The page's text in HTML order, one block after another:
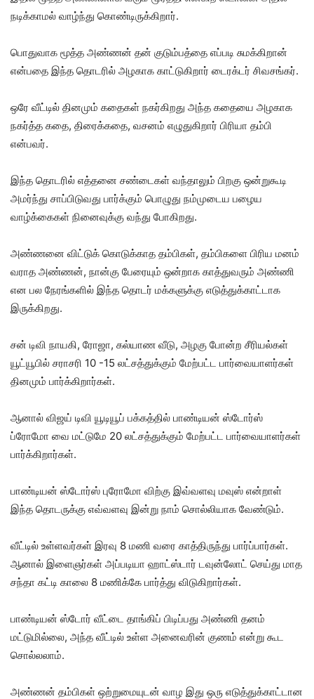
நடிக்காமல் வாழ்ந்து கொண்டிருக்கிறார்.
பொதுவாக மூத்த அண்ணன் தன் குடும்பத்தை எப்படி சுமக்கிறான்
என்பதை இந்த தொடரில் அழகாக காட்டுகிறார் டைரக்டர் சிவசங்கர்.
ஒரே வீட்டில் தினமும் கதைகள் நகர்கிறது அந்த கதையை அழகாக
நகர்த்த கதை, திரைக்கதை, வசனம் எழுதுகிறார் பிரியா தம்பி
என்பவர்.
இந்த தொடரில் எத்தனை சண்டைகள் வந்தாலும் பிறகு ஒன்றுகூடி
அமர்ந்து சாப்பிடுவது பார்க்கும் பொழுது நம்முடைய பழைய
வாழ்க்கைகள் நினைவுக்கு வந்து போகிறது.
அண்ணனை விட்டுக் கொடுக்காத தம்பிகள், தம்பிகளை பிரிய மனம்
வராத அண்ணன், நான்கு பேரையும் ஒன்றாக காத்துவரும் அண்ணி
என பல நேரங்களில் இந்த தொடர் மக்களுக்கு எடுத்துக்காட்டாக
இருக்கிறது.
சன் டிவி நாயகி, ரோஜா, கல்யாண வீடு, அழகு போன்ற சீரியல்கள்
யூட்யூபில் சராசரி 10 -15 லட்சத்துக்கும் மேற்பட்ட பார்வையாளர்கள்
தினமும் பார்க்கிறார்கள்.
ஆனால் விஜய் டிவி யூடியூப் பக்கத்தில் பாண்டியன் ஸ்டோர்ஸ்
ப்ரோமோ வை மட்டுமே 20 லட்சத்துக்கும் மேற்பட்ட பார்வையாளர்கள்
பார்க்கிறார்கள்.
பாண்டியன் ஸ்டோர்ஸ் புரோமோ விற்கு இவ்வளவு மவுஸ் என்றாள்
இந்த தொடருக்கு எவ்வளவு இன்று நாம் சொல்லியாக வேண்டும்.
வீட்டில் உள்ளவர்கள் இரவு 8 மணி வரை காத்திருந்து பார்ப்பார்கள்.
ஆனால் இளைஞர்கள் அப்படியா ஹாட்ஸ்டார் டவுன்லோட் செய்து மாத
சந்தா கட்டி காலை 8 மணிக்கே பார்த்து விடுகிறார்கள்.
பாண்டியன் ஸ்டோர் வீட்டை தாங்கிப் பிடிப்பது அண்ணி தனம்
மட்டுமில்லை, அந்த வீட்டில் உள்ள அனைவரின் குணம் என்று கூட
சொல்லலாம்.
அண்ணன் தம்பிகள் ஒற்றுமையுடன் வாழ இது ஒரு எடுத்துக்காட்டான